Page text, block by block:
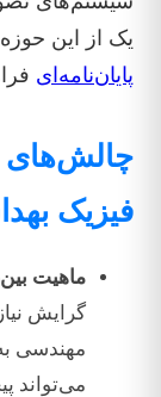
یک از این
پایان‌نامه‌ای
چالش‌های
فیزیک
ماهیت
گرایش
مهندسی
می‌تواند